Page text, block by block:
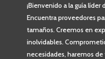
¡Bienvenido a la guía líder
Encuentra proveedores
tamaños. Creemos en
inolvidables.
necesidades, haremos